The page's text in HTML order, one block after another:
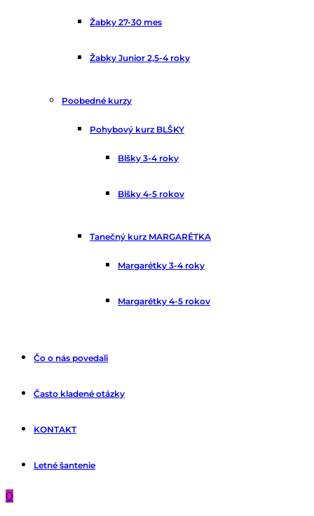
Žabky 27-30 mes
Žabky Junior 2,5-4 roky
Poobedné kurzy
Pohybový kurz BLŠKY
Blšky 3-4 roky
Blšky 4-5 rokov
Tanečný kurz MARGARÉTKA
Margarétky 3-4 roky
Margarétky 4-5 rokov
Čo o nás povedali
Často kladené otázky
KONTAKT
Letné šantenie
0